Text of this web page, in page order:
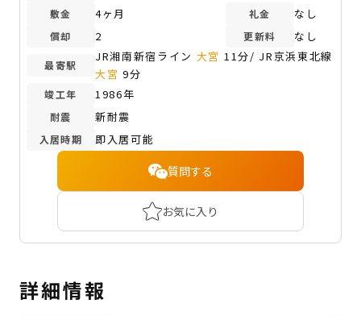
敷金 4ヶ月 礼金 なし
償却 2 更新料 なし
最寄駅
JR湘南新宿ライン 大宮 11分/ JR京浜東北線
大宮 9分
竣工年 1986年
耐震 新耐震
入居時期 即入居可能
質問する
お気に入り
詳細情報